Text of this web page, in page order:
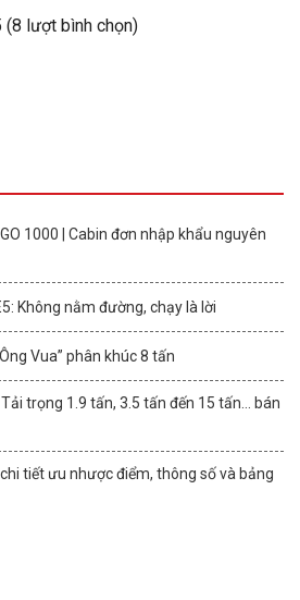
(8 lượt bình chọn)
1000 | Cabin đơn nhập khẩu nguyên
Không nằm đường, chạy là lời
Vua” phân khúc 8 tấn
trọng 1.9 tấn, 3.5 tấn đến 15 tấn… bán
tiết ưu nhược điểm, thông số và bảng